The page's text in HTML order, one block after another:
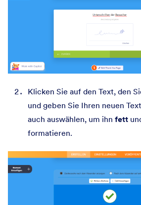
Klicken Sie auf den Text, den
und geben Sie Ihren neuen
auch auswählen, um ihn fett
formatieren.